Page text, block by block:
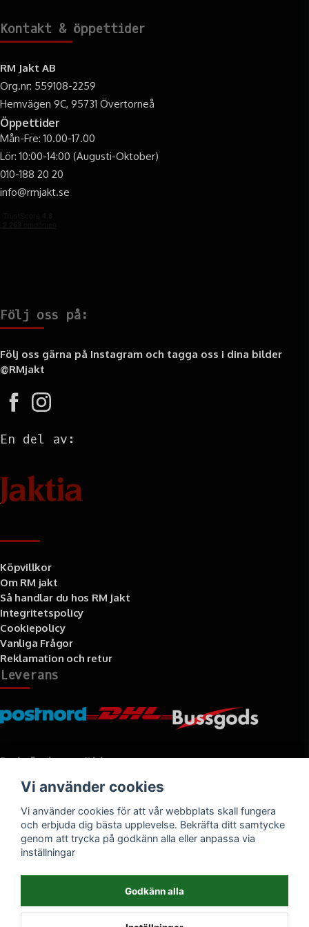
Kontakt & öppettider
RM Jakt AB
Org.nr: 559108-2259
Hemvägen 9C, 95731 Övertorneå
Öppettider
Mån-Fre: 10.00-17.00
Lör: 10:00-14:00 (Augusti-Oktober)
010-188 20 20
info@rmjakt.se
Följ oss på:
Följ oss gärna på Instagram och tagga oss i dina bilder
@RMjakt
En del av:
Köpvillkor
Om RM jakt
Så handlar du hos RM Jakt
Integritetspolicy
Cookiepolicy
Vanliga Frågor
Reklamation och retur
Leverans
Betalningssätt
Vi använder cookies
Vi använder cookies för att vår webbplats skall fungera
och erbjuda dig bästa upplevelse. Bekräfta ditt samtycke
genom att trycka på godkänn alla eller anpassa via
inställningar
Godkänn alla